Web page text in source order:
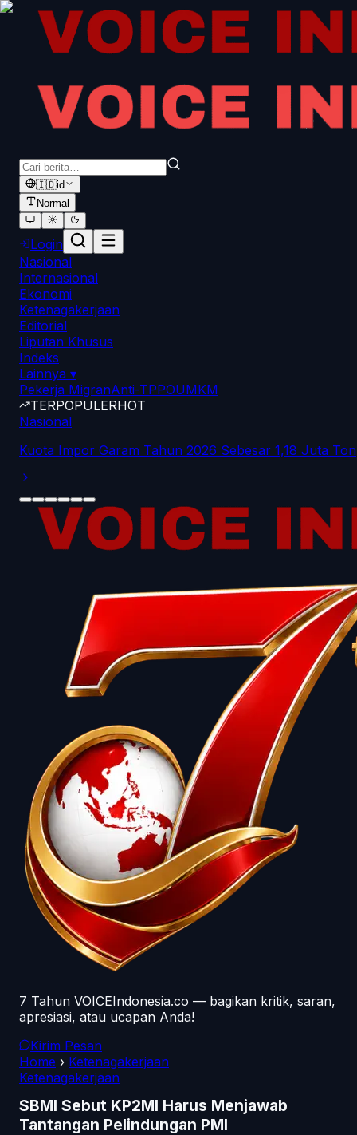
🇮🇩id
Normal
Login
Nasional
Internasional
Ekonomi
Ketenagakerjaan
Editorial
Liputan Khusus
Indeks
Lainnya ▾
Pekerja MigranAnti-TPPOUMKM
TERPOPULERHOT
Nasional
Kuota Impor Garam Tahun 2026 Sebesar 1,18 Juta Ton
7 Tahun VOICEIndonesia.co — bagikan kritik, saran,
apresiasi, atau ucapan Anda!
Kirim Pesan
Home › Ketenagakerjaan
Ketenagakerjaan
SBMI Sebut KP2MI Harus Menjawab
Tantangan Pelindungan PMI